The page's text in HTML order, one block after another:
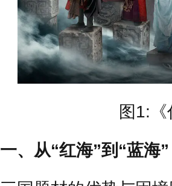
图1:
一、从“红海”到“蓝海